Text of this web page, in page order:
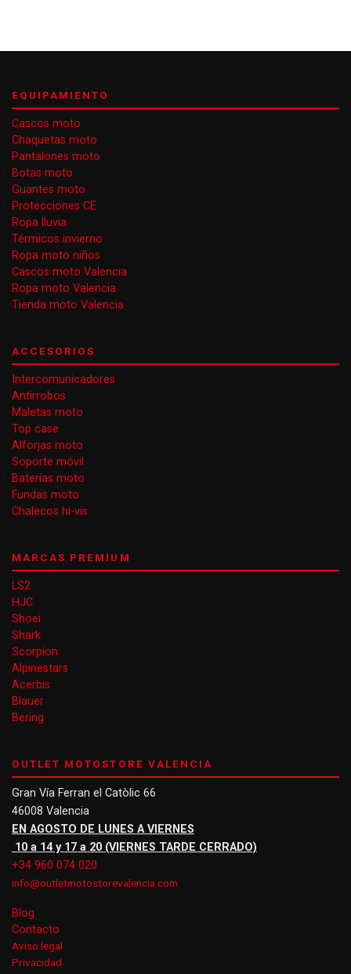
EQUIPAMIENTO
Cascos moto
Chaquetas moto
Pantalones moto
Botas moto
Guantes moto
Protecciones CE
Ropa lluvia
Térmicos invierno
Ropa moto niños
Cascos moto Valencia
Ropa moto Valencia
Tienda moto Valencia
ACCESORIOS
Intercomunicadores
Antirrobos
Maletas moto
Top case
Alforjas moto
Soporte móvil
Baterías moto
Fundas moto
Chalecos hi-vis
MARCAS PREMIUM
LS2
HJC
Shoei
Shark
Scorpion
Alpinestars
Acerbis
Blauer
Bering
OUTLET MOTOSTORE VALENCIA
Gran Vía Ferran el Catòlic 66
46008 Valencia
EN AGOSTO DE LUNES A VIERNES
10 a 14 y 17 a 20 (VIERNES TARDE CERRADO)
+34 960 074 020
info@outletmotostorevalencia.com
Blog
Contacto
Aviso legal
Privacidad